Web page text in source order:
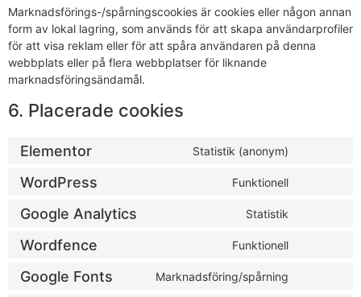
Marknadsförings-/spårningscookies är cookies eller någon annan
form av lokal lagring, som används för att skapa användarprofiler
för att visa reklam eller för att spåra användaren på denna
webbplats eller på flera webbplatser för liknande
marknadsföringsändamål.
6. Placerade cookies
Elementor Statistik (anonym)
WordPress Funktionell
Google Analytics Statistik
Wordfence Funktionell
Google Fonts Marknadsföring/spårning